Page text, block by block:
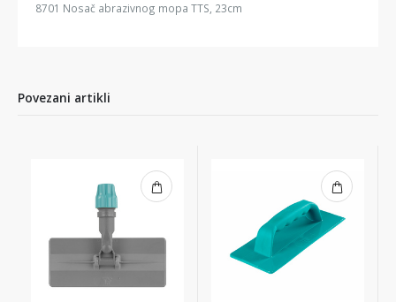
8701 Nosač abrazivnog mopa TTS, 23cm
Povezani artikli